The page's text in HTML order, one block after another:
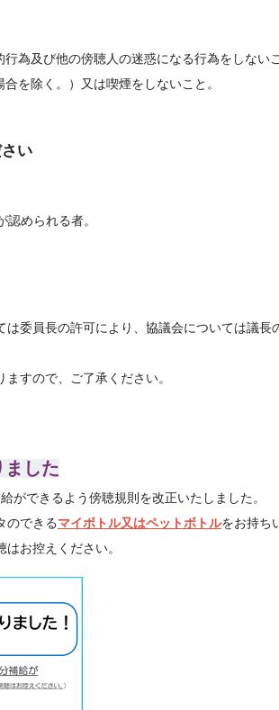
為及び他の傍聴人の迷惑になる行為をしないこ
を除く。）又は喫煙をしないこと。
い
められる者。
委員長の許可により、協議会については議長
すので、ご了承ください。
した
ができるよう傍聴規則を改正いたしました。
のできる マイボトル又はペットボトルをお持ち
お控えください。